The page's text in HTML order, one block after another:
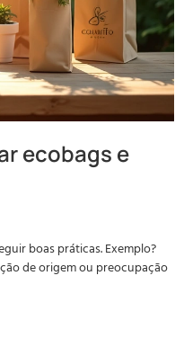
ecobags e
boas práticas. Exemplo?
de origem ou preocupação